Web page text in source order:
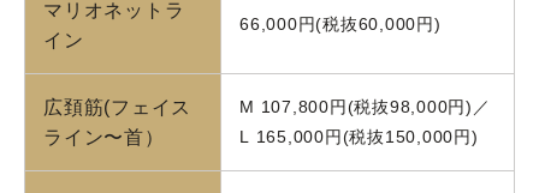
マリオネットラ
イン
66,000円(税抜60,000円)
広頚筋(フェイス
ライン〜首）
M 107,800円(税抜98,000円)／
L 165,000円(税抜150,000円)